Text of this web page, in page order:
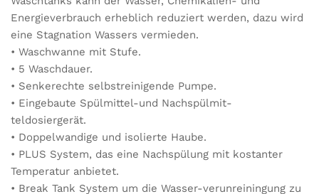
Energieverbrauch erheblich reduziert werden, dazu wird
eine Stagnation Wassers vermieden.
• Waschwanne mit Stufe.
• 5 Waschdauer.
• Senkerechte selbstreinigende Pumpe.
• Eingebaute Spülmittel-und Nachspülmit-
teldosiergerät.
• Doppelwandige und isolierte Haube.
• PLUS System, das eine Nachspülung mit kostanter
Temperatur anbietet.
• Break Tank System um die Wasser-verunreiningung zu